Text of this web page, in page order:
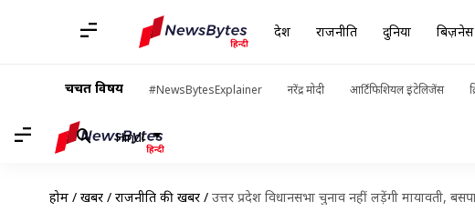
देश राजनीति दुनिया बिज़नेस
चर्चित विषय #NewsBytesExplainer नरेंद्र मोदी आर्टिफिशियल इंटेलिजेंस
Hindi
होम / खबरें / राजनीति की खबरें / उत्तर प्रदेश विधानसभा चुनाव नहीं लड़ेंगी मायावती,